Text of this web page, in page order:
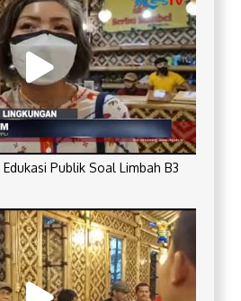
Edukasi Publik Soal Limbah B3